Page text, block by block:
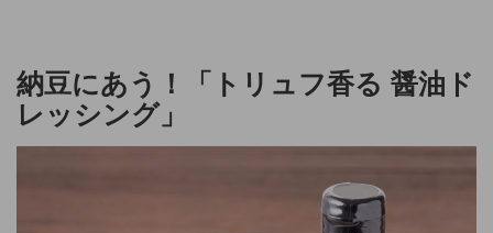
納豆にあう！「トリュフ香る 醤油ド
レッシング」